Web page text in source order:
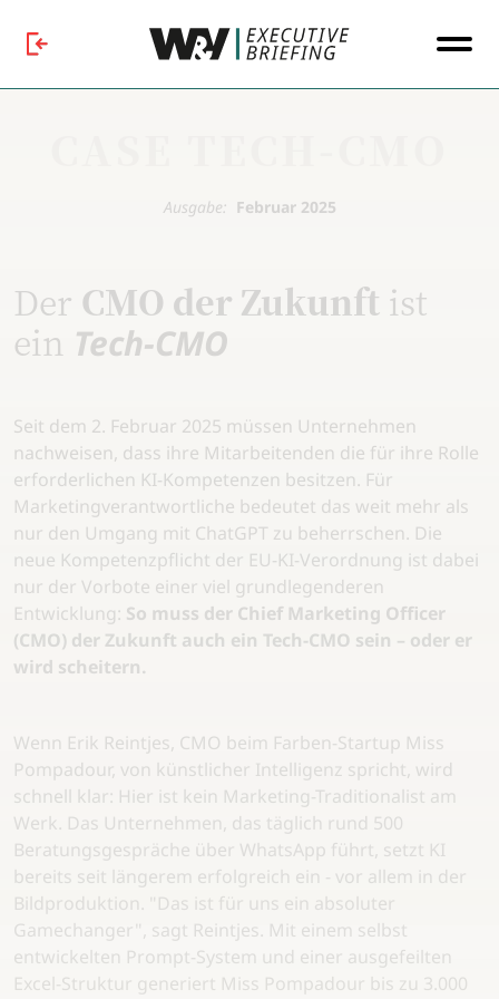
Ausgabe: Februar 2025
Der CMO der Zukunft ist
ein Tech-CMO
Seit dem 2. Februar 2025 müssen Unternehmen
nachweisen, dass ihre Mitarbeitenden die für ihre Rolle
erforderlichen KI-Kompetenzen besitzen. Für
Marketingverantwortliche bedeutet das weit mehr als
nur den Umgang mit ChatGPT zu beherrschen. Die
neue Kompetenzpflicht der EU-KI-Verordnung ist dabei
nur der Vorbote einer viel grundlegenderen
Entwicklung: So muss der Chief Marketing Officer
(CMO) der Zukunft auch ein Tech-CMO sein – oder er
wird scheitern.
Wenn Erik Reintjes, CMO beim Farben-Startup Miss
Pompadour, von künstlicher Intelligenz spricht, wird
schnell klar: Hier ist kein Marketing-Traditionalist am
Werk. Das Unternehmen, das täglich rund 500
Beratungsgespräche über WhatsApp führt, setzt KI
bereits seit längerem erfolgreich ein - vor allem in der
Bildproduktion. "Das ist für uns ein absoluter
Gamechanger", sagt Reintjes. Mit einem selbst
entwickelten Prompt-System und einer ausgefeilten
Excel-Struktur generiert Miss Pompadour bis zu 3.000